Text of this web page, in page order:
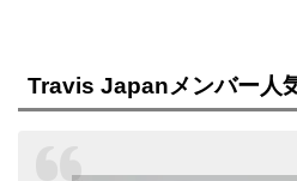
Travis Japanメンバー人